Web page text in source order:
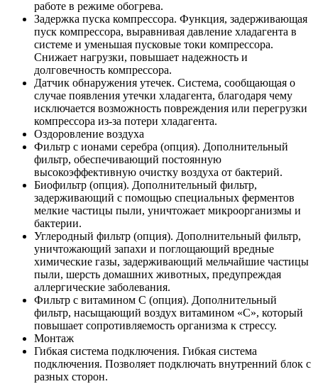
работе в режиме обогрева.
Задержка пуска компрессора. Функция, задерживающая
пуск компрессора, выравнивая давление хладагента в
системе и уменьшая пусковые токи компрессора.
Снижает нагрузки, повышает надежность и
долговечность компрессора.
Датчик обнаружения утечек. Система, сообщающая о
случае появления утечки хладагента, благодаря чему
исключается возможность повреждения или перегрузки
компрессора из-за потери хладагента.
Оздоровление воздуха
Фильтр с ионами серебра (опция). Дополнительный
фильтр, обеспечивающий постоянную
высокоэффективную очистку воздуха от бактерий.
Биофильтр (опция). Дополнительный фильтр,
задерживающий с помощью специальных ферментов
мелкие частицы пыли, уничтожает микроорганизмы и
бактерии.
Углеродный фильтр (опция). Дополнительный фильтр,
уничтожающий запахи и поглощающий вредные
химические газы, задерживающий мельчайшие частицы
пыли, шерсть домашних животных, предупреждая
аллергические заболевания.
Фильтр с витамином C (опция). Дополнительный
фильтр, насыщающий воздух витамином «С», который
повышает сопротивляемость организма к стрессу.
Монтаж
Гибкая система подключения. Гибкая система
подключения. Позволяет подключать внутренний блок с
разных сторон.